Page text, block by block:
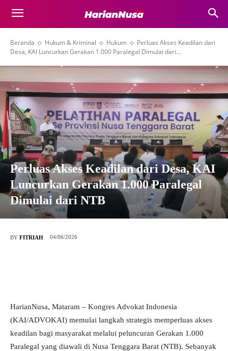
Beranda Hukum & Kriminal Hukum
Perluas Akses Keadilan dari
Desa, KAI Luncurkan Gerakan 1.000 Paralegal Dimulai dari...
Perluas Akses Keadilan dari Desa, KAI
Luncurkan Gerakan 1.000 Paralegal
Dimulai dari NTB
BY FITRIAH 04/06/2026
HarianNusa, Mataram – Kongres Advokat Indonesia
(KAI/ADVOKAI) memulai langkah strategis memperluas akses
keadilan bagi masyarakat melalui peluncuran Gerakan 1.000
Paralegal yang diawali di Nusa Tenggara Barat (NTB). Sebanyak